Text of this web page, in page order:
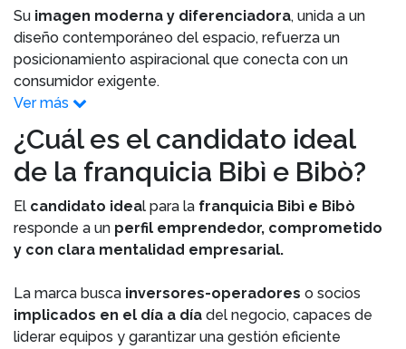
Su imagen moderna y diferenciadora, unida a un
diseño contemporáneo del espacio, refuerza un
posicionamiento aspiracional que conecta con un
consumidor exigente.
Ver más
¿Cuál es el candidato ideal
de la franquicia Bibì e Bibò?
El candidato ideal para la franquicia Bibì e Bibò
responde a un perfil emprendedor, comprometido
y con clara mentalidad empresarial.
La marca busca inversores-operadores o socios
implicados en el día a día del negocio, capaces de
liderar equipos y garantizar una gestión eficiente